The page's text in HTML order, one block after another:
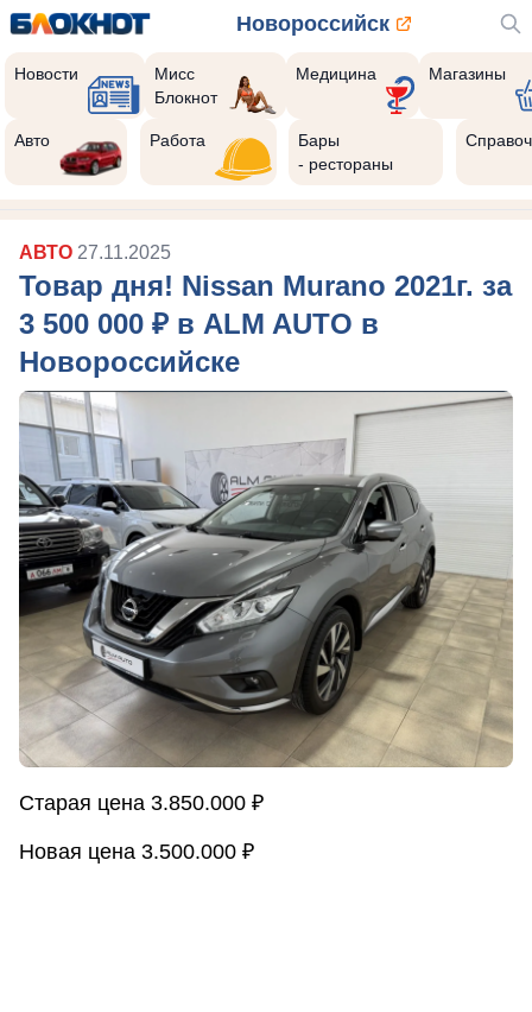
Новороссийск
Новости
Мисс
Блокнот
Медицина Магазины
Авто Работа
Бары
- рестораны
АВТО 27.11.2025
Товар дня! Nissan Murano 2021г. за
3 500 000 ₽ в ALM AUTO в
Новороссийске
Старая цена 3.850.000 ₽
Новая цена 3.500.000 ₽